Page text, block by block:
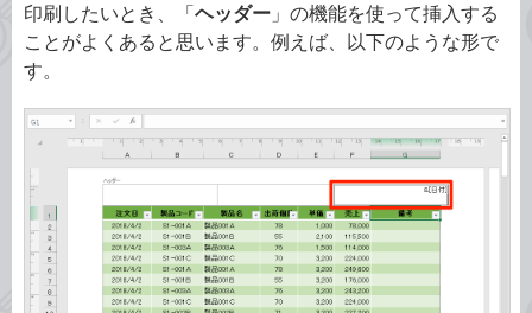
印刷したいとき、「ヘッダー 」の機能を使って挿入する
ことがよくあると思います。例えば、以下のような形で
す。